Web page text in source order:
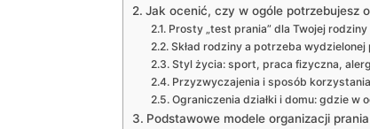
Jak ocenić, czy w ogóle potrzebujesz
Prosty „test prania” dla Twojej rodziny
Skład rodziny a potrzeba wydzielonej
Styl życia: sport, praca fizyczna,
Przyzwyczajenia i sposób
Ograniczenia działki i domu: gdzie w
Podstawowe modele organizacji